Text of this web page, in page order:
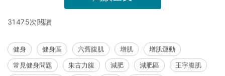
31475次閱讀
健身 健身區 六舊腹肌 增肌
增肌運動
常見健身問題
朱古力腹 減肥 減肥區
王字腹肌